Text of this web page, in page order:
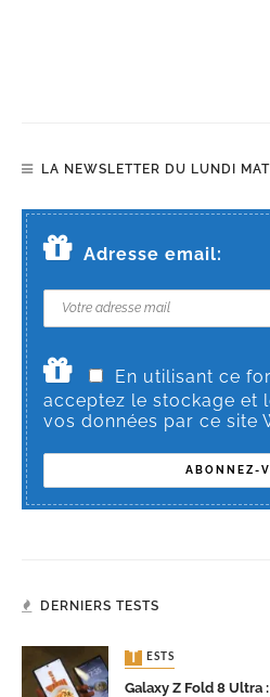
LA NEWSLETTER DU LUNDI
Adresse email:
En utilisant ce
acceptez le stockage et
vos données par ce site
DERNIERS TESTS
TESTS
Galaxy Z Fold 8 Ultra